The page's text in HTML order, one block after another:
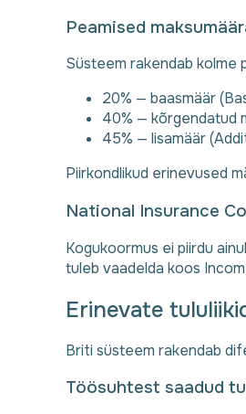
Peamised
Süsteem rakendab kolme
20% — baasmäär
40% — kõrgendatud
45% — lisamäär
Piirkondlikud erinevused
National Insurance
Kogukoormus ei piirdu
tuleb vaadelda koos
Erinevate
Briti süsteem rakendab
Töösuhtest saadud